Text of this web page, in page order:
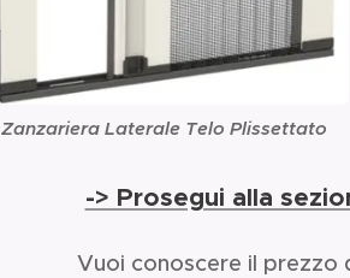
Zanzariera Laterale Telo Plissettato
-> Prosegui alla
Vuoi conoscere il prezzo